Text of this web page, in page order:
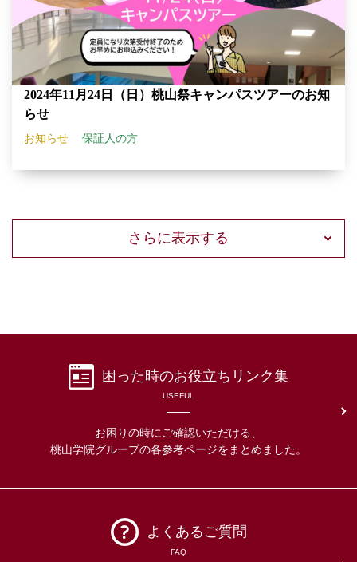
2024年11月24日（日）桃山祭キャンパスツアーのお知
らせ
お知らせ 保証人の方
さらに表示する
困った時のお役立ちリンク集
USEFUL
お困りの時にご確認いただける、
桃山学院グループの各参考ページをまとめました。
よくあるご質問
FAQ